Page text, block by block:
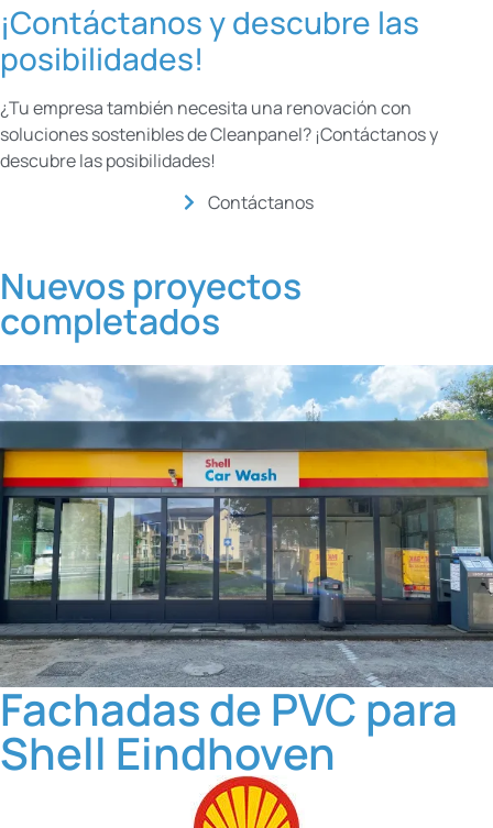
¡Contáctanos y descubre las
posibilidades!
¿Tu empresa también necesita una renovación con
soluciones sostenibles de Cleanpanel? ¡Contáctanos y
descubre las posibilidades!
Contáctanos
Nuevos proyectos
completados
Fachadas de PVC para
Shell Eindhoven